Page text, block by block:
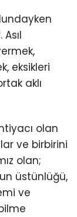
eksikleri
aklı
olan
ve birbirini
olan;
üstünlüğü,
ve